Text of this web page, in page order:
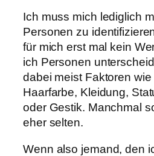
Ich muss mich lediglich
Personen zu
für mich erst mal kein
ich Personen
dabei meist Faktoren
Haarfarbe, Kleidung,
oder Gestik. Manchmal
eher selten.
Wenn also jemand, den